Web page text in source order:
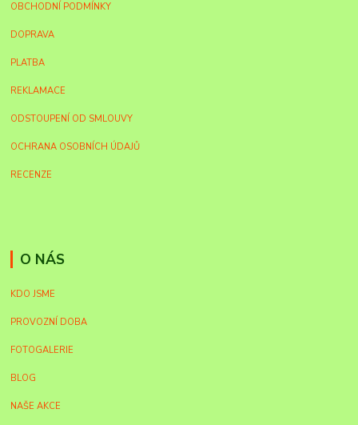
OBCHODNÍ PODMÍNKY
DOPRAVA
PLATBA
REKLAMACE
ODSTOUPENÍ OD SMLOUVY
OCHRANA OSOBNÍCH ÚDAJŮ
RECENZE
O NÁS
KDO JSME
PROVOZNÍ DOBA
FOTOGALERIE
BLOG
NAŠE AKCE